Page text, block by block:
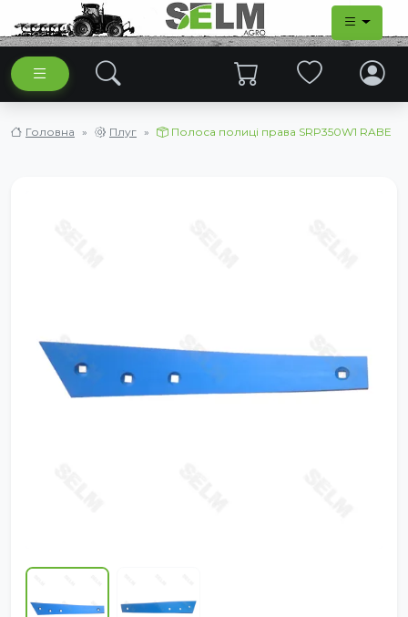
Головна Плуг Полоса полиці права SRP350W1 RABE